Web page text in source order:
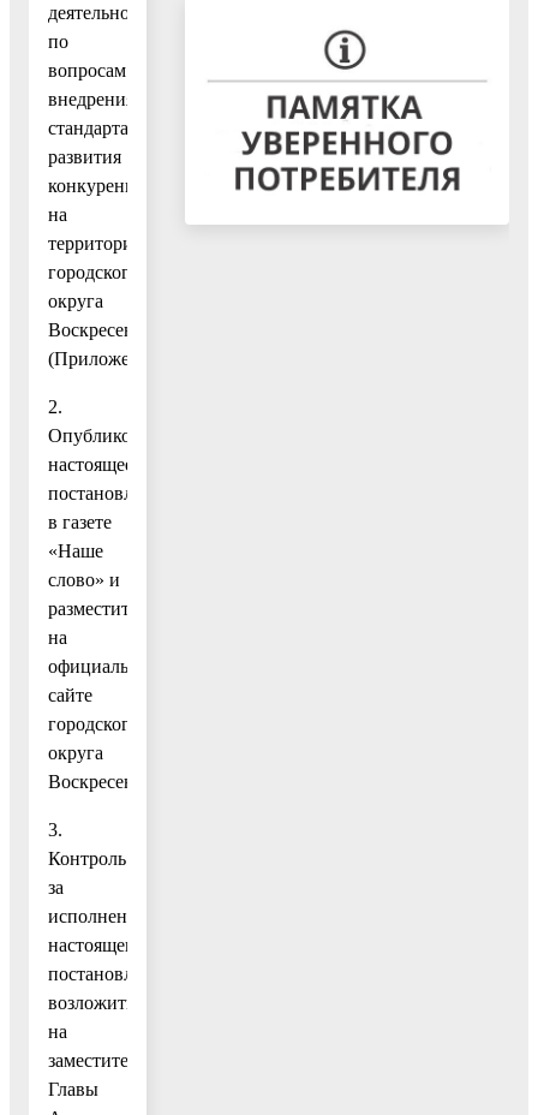
деятельности
по
вопросам
внедрения
стандарта
развития
конкуренции
на
территории
городского
округа
Воскресенск.
(Приложение.)
2.
Опубликовать
настоящее
постановление
в газете
«Наше
слово» и
разместить
на
официальном
сайте
городского
округа
Воскресенск.
3.
Контроль
за
исполнением
настоящего
постановления
возложить
на
заместителя
Главы